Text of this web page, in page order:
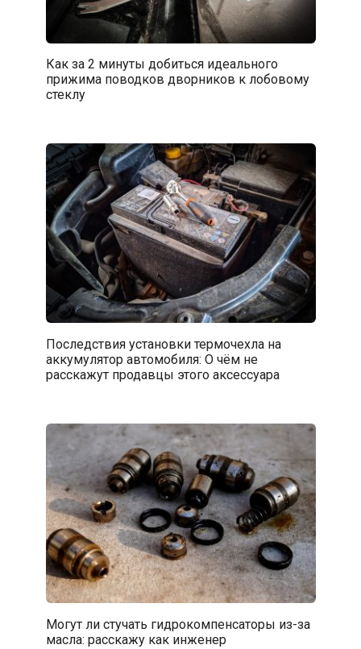
Как за 2 минуты добиться идеального
прижима поводков дворников к лобовому
стеклу
Последствия установки термочехла на
аккумулятор автомобиля: О чём не
расскажут продавцы этого аксессуара
Могут ли стучать гидрокомпенсаторы из-за
масла: расскажу как инженер